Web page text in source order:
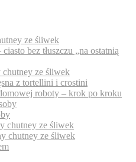
ze śliwek
bez tłuszczu „na ostatnią
ze śliwek
z tortellini i crostini
roboty – krok po kroku
chutney ze śliwek
chutney ze śliwek